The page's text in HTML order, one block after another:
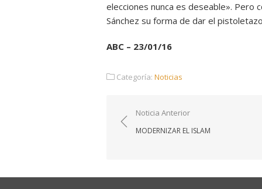
elecciones nunca es deseable». Pero
Sánchez su forma de dar el
ABC – 23/01/16
Categoría: Noticias
Navegación
de
Noticia Anterior
MODERNIZAR EL ISLAM